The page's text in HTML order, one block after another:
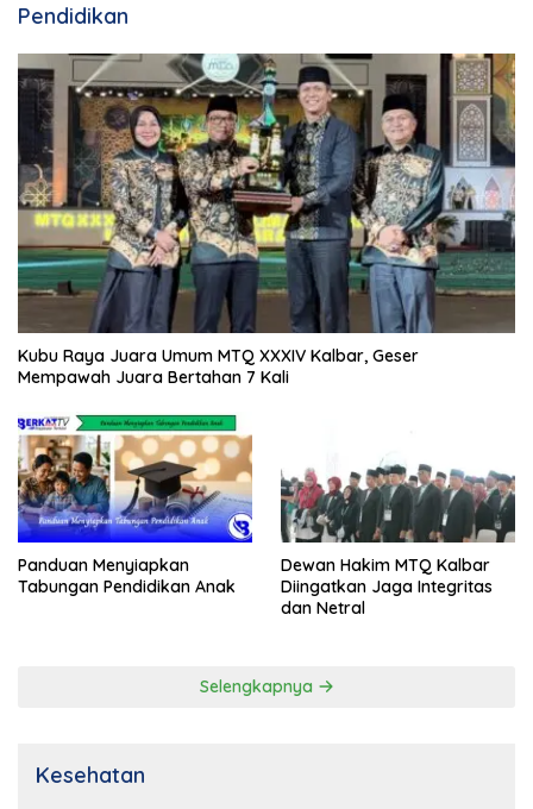
Pendidikan
Kubu Raya Juara Umum MTQ XXXIV Kalbar, Geser
Mempawah Juara Bertahan 7 Kali
Panduan Menyiapkan
Tabungan Pendidikan Anak
Dewan Hakim MTQ Kalbar
Diingatkan Jaga Integritas
dan Netral
Selengkapnya
Kesehatan